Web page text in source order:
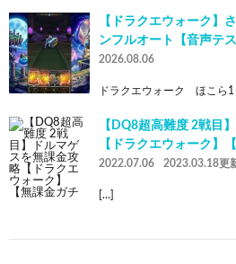
【ドラクエウォーク】
ンフルオート【音声テ
2026.08.06
ドラクエウォーク ほこら
【DQ8超高難度 2戦目
【ドラクエウォーク】
2022.07.06 2023.03.18更
[…]